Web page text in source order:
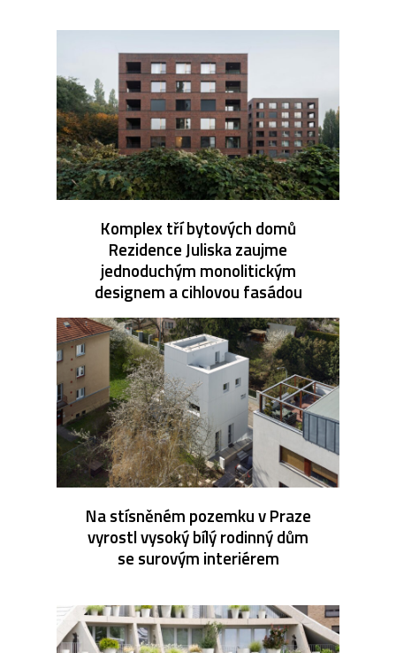
Komplex tří bytových domů
Rezidence Juliska zaujme
jednoduchým monolitickým
designem a cihlovou fasádou
Na stísněném pozemku v Praze
vyrostl vysoký bílý rodinný dům
se surovým interiérem